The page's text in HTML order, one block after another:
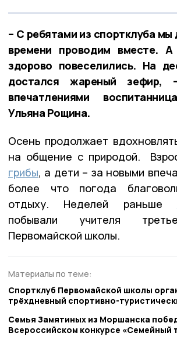
– С ребятами из спортклуба
времени проводим вместе.
здорово повеселились. На
достался жареный зефир,
впечатлениями
Ульяна Рощина.
Осень продолжает
на общение с природой.
грибы, а дети – за новыми
более что погода
отдыху. Неделей раньше
побывали учителя
Первомайской школы.
Материалы по теме:
Спортклуб Первомайской школы
трёхдневный спортивно-
Семья Замятиных из Моршанска
Всероссийском конкурсе «Семейный